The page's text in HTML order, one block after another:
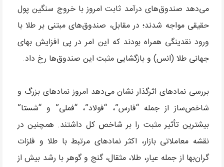
می‌دهد صندوق‌های درآمد ثابت امروز با خروج سنگین پول
حقیقی مواجه شدند؛ در مقابل، صندوق‌های مبتنی بر طلا با
ورود نقدینگی همراه بودند که این امر در پی افزایش بهای
جهانی طلا (انس) و بازگشایی مثبت این صندوق‌ها رخ داد.
بررسی نمادهای اثرگذار نشان می‌دهد امروز نمادهای بزرگ و
شاخص‌ساز از جمله “فارس”، “فولاد”، “فملی” و “شستا”
بیشترین تأثیر مثبت را بر شاخص کل داشتند. همچنین در
نقشه معاملاتی بازار، اکثر نمادهای مرتبط با طلا و فلزات
گران‌بها از جمله عیار، طلا، مثقال، گنج و گوهر با رشد بیش از